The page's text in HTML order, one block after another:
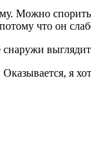
Можно
что он
я